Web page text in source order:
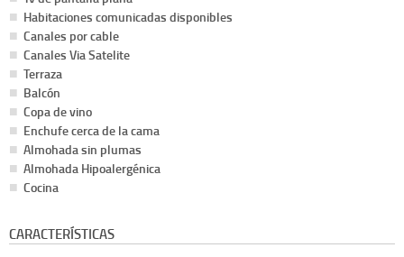
Habitaciones comunicadas disponibles
Canales por cable
Canales Via Satelite
Terraza
Balcón
Copa de vino
Enchufe cerca de la cama
Almohada sin plumas
Almohada Hipoalergénica
Cocina
CARACTERÍSTICAS